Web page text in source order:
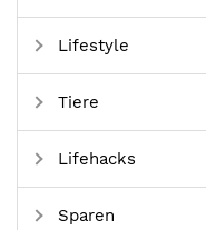
Lifestyle
Tiere
Lifehacks
Sparen